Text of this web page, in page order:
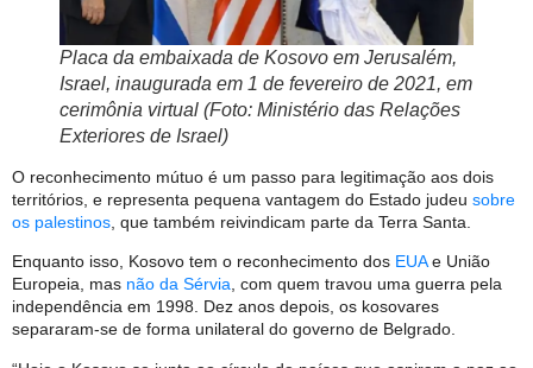
Placa da embaixada de Kosovo em Jerusalém,
Israel, inaugurada em 1 de fevereiro de 2021, em
cerimônia virtual (Foto: Ministério das Relações
Exteriores de Israel)
O reconhecimento mútuo é um passo para legitimação aos dois
territórios, e representa pequena vantagem do Estado judeu sobre
os palestinos , que também reivindicam parte da Terra Santa.
Enquanto isso, Kosovo tem o reconhecimento dos EUAe União
Europeia, mas não da Sérvia, com quem travou uma guerra pela
independência em 1998. Dez anos depois, os kosovares
separaram-se de forma unilateral do governo de Belgrado.